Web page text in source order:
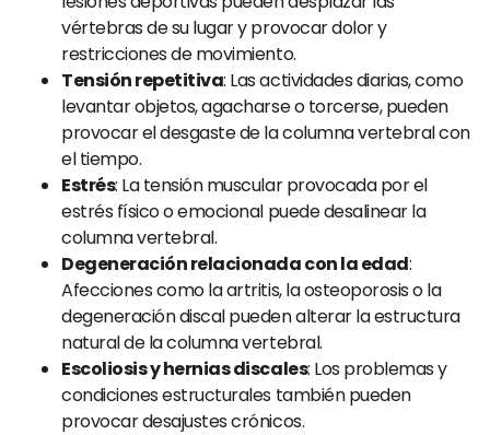
vértebras de su lugar y provocar dolor y
restricciones de movimiento.
Tensión repetitiva: Las actividades diarias, como
levantar objetos, agacharse o torcerse, pueden
provocar el desgaste de la columna vertebral con
el tiempo.
Estrés: La tensión muscular provocada por el
estrés físico o emocional puede desalinear la
columna vertebral.
Degeneración relacionada con la edad:
Afecciones como la artritis, la osteoporosis o la
degeneración discal pueden alterar la estructura
natural de la columna vertebral.
Escoliosis y hernias discales: Los problemas y
condiciones estructurales también pueden
provocar desajustes crónicos.